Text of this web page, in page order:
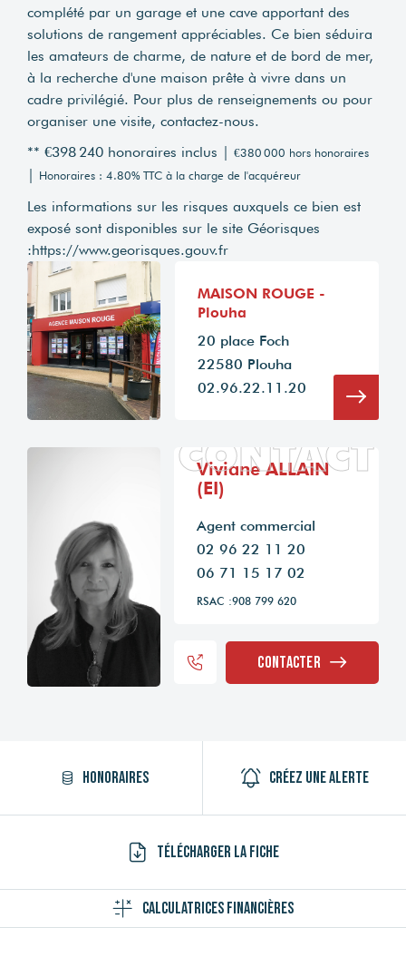
complété par un garage et une cave apportant des
solutions de rangement appréciables. Ce bien séduira
les amateurs de charme, de nature et de bord de mer,
à la recherche d'une maison prête à vivre dans un
cadre privilégié. Pour plus de renseignements ou pour
organiser une visite, contactez-nous.
** €398 240 honoraires inclus | €380 000 hors honoraires
| Honoraires : 4.80% TTC à la charge de l'acquéreur
Les informations sur les risques auxquels ce bien est
exposé sont disponibles sur le site Géorisques
:https://www.georisques.gouv.fr
MAISON ROUGE -
Plouha
20 place Foch
22580 Plouha
02.96.22.11.20
CONTACT
Viviane ALLAIN
(EI)
Agent commercial
02 96 22 11 20
06 71 15 17 02
RSAC :908 799 620
Contacter
Honoraires Créez une alerte
Télécharger la fiche
Calculatrices financières